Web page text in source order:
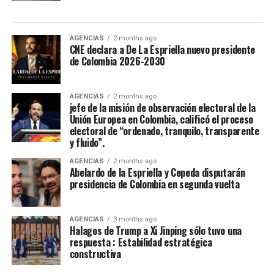
deciden recorrer el camino del diálogo, de la sensatez y
del entendimiento nacional, si optan por construir
acuerdos sobre la base del respeto mutuo y del interés
general, encontrarán en nosotros una disposición
sincera de concertación”, afirmó Cepeda, que le reiteró a
de la Espriella: “Hoy somos media Colombia contada en
las urnas. Somos una parte fundamental de la nación.
Somos una fuerza política, social y cultural presente en
cada rincón del país. Somos la fuerza serena del cambio
social y nadie podrá detenernos”.
De la Espriella toma nota del mensaje de Cepeda:
“Acabó la campaña”
El presidente electo de Colombia, Abelardo de la
Espriella, calificó de “positivo” el mensaje de
reconocimiento a su victoria en las urnas hecho por el
senador Iván Cepeda, aseguró que “tomó nota” de su
AGENCIAS 2 months ago
CNE declara a De La Espriella nuevo presidente
de Colombia 2026-2030
AGENCIAS 2 months ago
jefe de la misión de observación electoral de la
Unión Europea en Colombia, calificó el proceso
electoral de “ordenado, tranquilo, transparente
y fluido”.
AGENCIAS 2 months ago
Abelardo de la Espriella y Cepeda disputarán
presidencia de Colombia en segunda vuelta
AGENCIAS 3 months ago
Halagos de Trump a Xi Jinping sólo tuvo una
respuesta : Estabilidad estratégica
constructiva